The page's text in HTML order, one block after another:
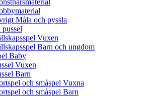
Måla och pyssla
pussel
Vuxen
Barn och ungdom
Baby
Vuxen
Barn
och småspel Vuxna
och småspel Barn